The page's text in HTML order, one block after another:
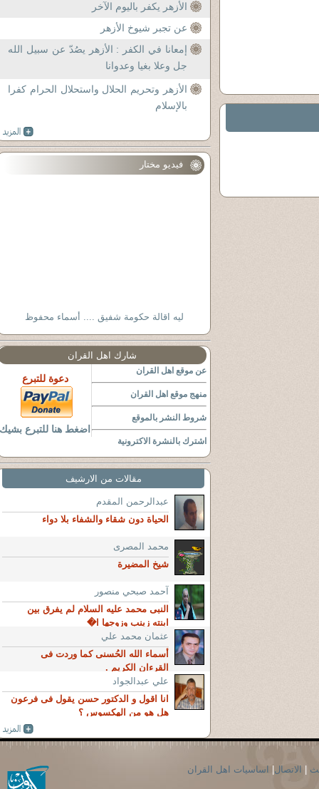
الأزهر يكفر باليوم الآخر
عن تجبر شيوخ الأزهر
إمعانا في الكفر : الأزهر يصُدّ عن سبيل الله
جل وعلا بغيا وعدوانا
الأزهر وتحريم الحلال واستحلال الحرام كفرا
بالإسلام
فيديو مختار
ليه اقالة حكومة شفيق .... أسماء محفوظ
شارك اهل القران
عن موقع اهل القران
منهج موقع اهل القران
شروط النشر بالموقع
اشترك بالنشرة الاكترونية
دعوة للتبرع
اضغط هنا للتبرع بشيك
مقالات من الارشيف
عبدالرحمن المقدم
الحياة دون شقاء والشفاء بلا دواء
محمد المصرى
شيخ المضيرة
آحمد صبحي منصور
النبى محمد عليه السلام لم يفرق بين
ابنته زينب وزوجها ا�
عثمان محمد علي
أسماء الله الحُسنى كما وردت فى
القرءان الكريم .
علي عبدالجواد
انا اقول و الدكتور حسن يقول فى فرعون
هل هو من الهكسوس ؟
الاتصال اساسيات اهل القران